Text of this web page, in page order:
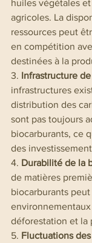
huiles végétales
agricoles. La
ressources peut
en compétition
destinées à la
3. Infrastructure
infrastructures
distribution des
sont pas toujours
biocarburants, ce
des
4. Durabilité de la
de matières
biocarburants
déforestation et la
5. Fluctuations